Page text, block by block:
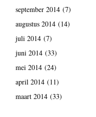
september 2014(7)
augustus 2014(14)
juli 2014(7)
juni 2014(33)
mei 2014(24)
april 2014(11)
maart 2014(33)